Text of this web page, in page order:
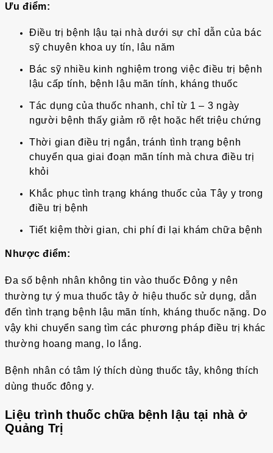
Ưu điểm:
Điều trị bệnh lậu tại nhà dưới sự chỉ dẫn của bác
sỹ chuyên khoa uy tín, lâu năm
Bác sỹ nhiều kinh nghiệm trong việc điều trị bệnh
lậu cấp tính, bệnh lậu mãn tính, kháng thuốc
Tác dụng của thuốc nhanh, chỉ từ 1 – 3 ngày
người bệnh thấy giảm rõ rệt hoặc hết triệu chứng
Thời gian điều trị ngắn, tránh tình trạng bệnh
chuyển qua giai đoạn mãn tính mà chưa điều trị
khỏi
Khắc phục tình trạng kháng thuốc của Tây y trong
điều trị bệnh
Tiết kiệm thời gian, chi phí đi lại khám chữa bệnh
Nhược điểm:
Đa số bệnh nhân không tin vào thuốc Đông y nên
thường tự ý mua thuốc tây ở hiệu thuốc sử dụng, dẫn
đến tình trạng bệnh lậu mãn tính, kháng thuốc nặng. Do
vậy khi chuyển sang tìm các phương pháp điều trị khác
thường hoang mang, lo lắng.
Bệnh nhân có tâm lý thích dùng thuốc tây, không thích
dùng thuốc đông y.
Liệu trình thuốc chữa bệnh lậu tại nhà ở
Quảng Trị